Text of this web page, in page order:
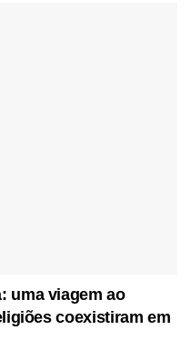
uma viagem ao
coexistiram em